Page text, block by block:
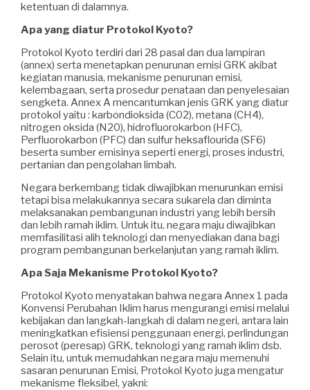
ketentuan di dalamnya.
Apa yang diatur Protokol Kyoto?
Protokol Kyoto terdiri dari 28 pasal dan dua lampiran
(annex) serta menetapkan penurunan emisi GRK akibat
kegiatan manusia, mekanisme penurunan emisi,
kelembagaan, serta prosedur penataan dan penyelesaian
sengketa. Annex A mencantumkan jenis GRK yang diatur
protokol yaitu : karbondioksida (C02), metana (CH4),
nitrogen oksida (N20), hidrofluorokarbon (HFC),
Perfluorokarbon (PFC) dan sulfur heksaflourida (SF6)
beserta sumber emisinya seperti energi, proses industri,
pertanian dan pengolahan limbah.
Negara berkembang tidak diwajibkan menurunkan emisi
tetapi bisa melakukannya secara sukarela dan diminta
melaksanakan pembangunan industri yang lebih bersih
dan lebih ramah iklim. Untuk itu, negara maju diwajibkan
memfasilitasi alih teknologi dan menyediakan dana bagi
program pembangunan berkelanjutan yang ramah iklim.
Apa Saja Mekanisme Protokol Kyoto?
Protokol Kyoto menyatakan bahwa negara Annex 1 pada
Konvensi Perubahan Iklim harus mengurangi emisi melalui
kebijakan dan langkah-langkah di dalam negeri, antara lain
meningkatkan efisiensi penggunaan energi, perlindungan
perosot (peresap) GRK, teknologi yang ramah iklim dsb.
Selain itu, untuk memudahkan negara maju memenuhi
sasaran penurunan Emisi, Protokol Kyoto juga mengatur
mekanisme fleksibel, yakni: